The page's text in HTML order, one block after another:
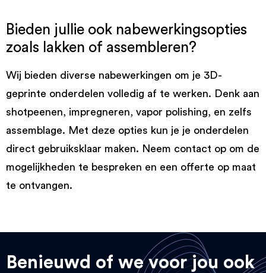
Bieden jullie ook nabewerkingsopties
zoals lakken of assembleren?
Wij bieden diverse nabewerkingen om je 3D-
geprinte onderdelen volledig af te werken. Denk aan
shotpeenen, impregneren, vapor polishing, en zelfs
assemblage. Met deze opties kun je je onderdelen
direct gebruiksklaar maken. Neem contact op om de
mogelijkheden te bespreken en een offerte op maat
te ontvangen.
Benieuwd of we voor jou ook